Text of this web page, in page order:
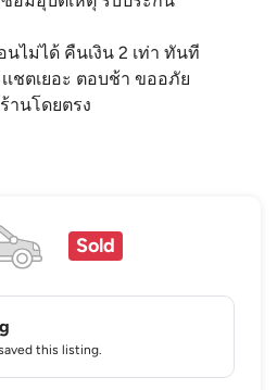
ไม่ได้ คืนเงิน 2 เท่า ทันที
เชตเยอะ ตอบช้า ขออภัย
านโดยตรง
Sold
this listing.